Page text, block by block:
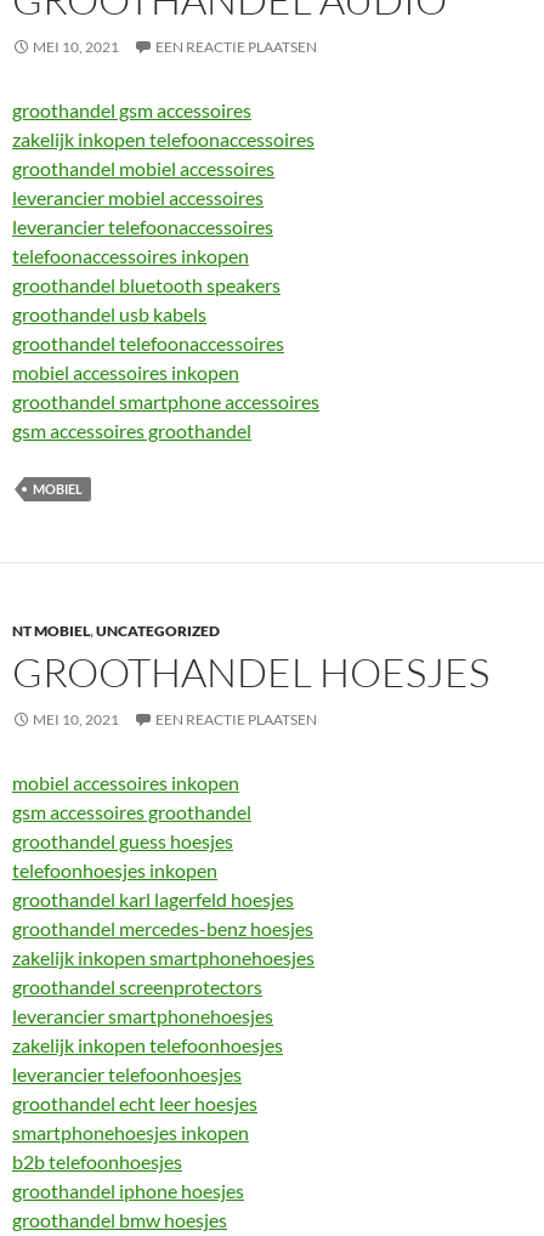
MEI 10, 2021 EEN REACTIE PLAATSEN
groothandel gsm accessoires
zakelijk inkopen telefoonaccessoires
groothandel mobiel accessoires
leverancier mobiel accessoires
leverancier telefoonaccessoires
telefoonaccessoires inkopen
groothandel bluetooth speakers
groothandel usb kabels
groothandel telefoonaccessoires
mobiel accessoires inkopen
groothandel smartphone accessoires
gsm accessoires groothandel
MOBIEL
NT MOBIEL,UNCATEGORIZED
GROOTHANDEL HOESJES
MEI 10, 2021 EEN REACTIE PLAATSEN
mobiel accessoires inkopen
gsm accessoires groothandel
groothandel guess hoesjes
telefoonhoesjes inkopen
groothandel karl lagerfeld hoesjes
groothandel mercedes-benz hoesjes
zakelijk inkopen smartphonehoesjes
groothandel screenprotectors
leverancier smartphonehoesjes
zakelijk inkopen telefoonhoesjes
leverancier telefoonhoesjes
groothandel echt leer hoesjes
smartphonehoesjes inkopen
b2b telefoonhoesjes
groothandel iphone hoesjes
groothandel bmw hoesjes